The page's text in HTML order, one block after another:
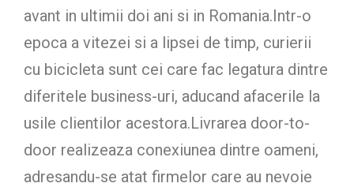
avant in ultimii doi ani si in Romania.Intr-o
epoca a vitezei si a lipsei de timp, curierii
cu bicicleta sunt cei care fac legatura dintre
diferitele business-uri, aducand afacerile la
usile clientilor acestora.Livrarea door-to-
door realizeaza conexiunea dintre oameni,
adresandu-se atat firmelor care au nevoie